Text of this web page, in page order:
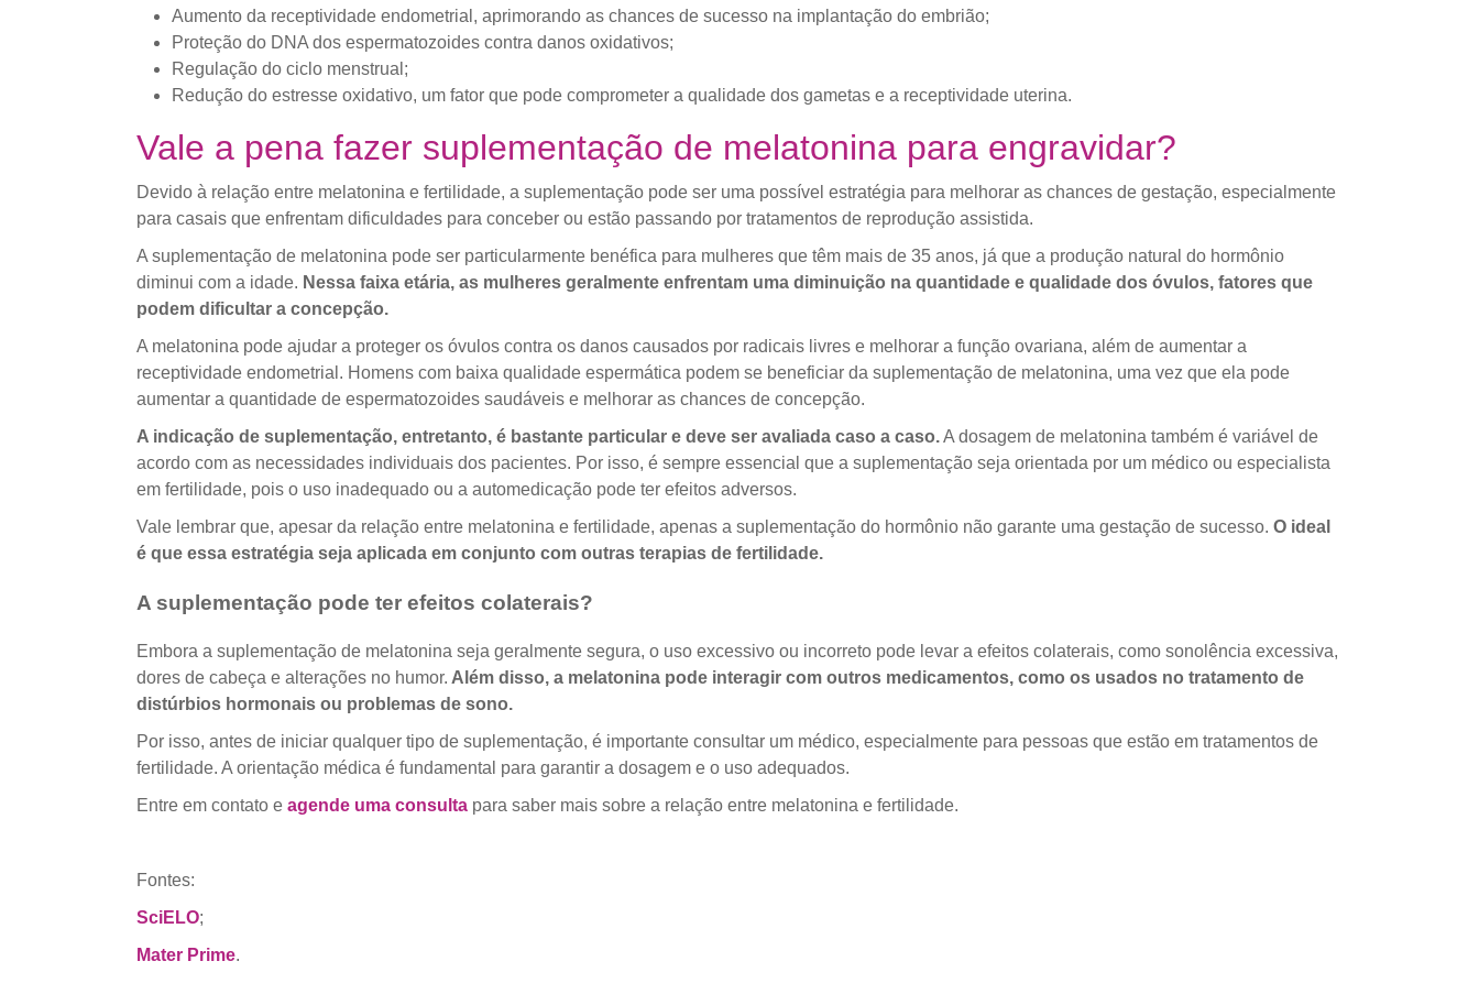
Aumento da receptividade endometrial, aprimorando as chances de sucesso na implantação do embrião;
Proteção do DNA dos espermatozoides contra danos oxidativos;
Regulação do ciclo menstrual;
Redução do estresse oxidativo, um fator que pode comprometer a qualidade dos gametas e a receptividade uterina.
Vale a pena fazer suplementação de melatonina para engravidar?
Devido à relação entre melatonina e fertilidade, a suplementação pode ser uma possível estratégia para melhorar as chances de gestação, especialmente
para casais que enfrentam dificuldades para conceber ou estão passando por tratamentos de reprodução assistida.
A suplementação de melatonina pode ser particularmente benéfica para mulheres que têm mais de 35 anos, já que a produção natural do hormônio
diminui com a idade. Nessa faixa etária, as mulheres geralmente enfrentam uma diminuição na quantidade e qualidade dos óvulos, fatores que
podem dificultar a concepção.
A melatonina pode ajudar a proteger os óvulos contra os danos causados por radicais livres e melhorar a função ovariana, além de aumentar a
receptividade endometrial. Homens com baixa qualidade espermática podem se beneficiar da suplementação de melatonina, uma vez que ela pode
aumentar a quantidade de espermatozoides saudáveis e melhorar as chances de concepção.
A indicação de suplementação, entretanto, é bastante particular e deve ser avaliada caso a caso.A dosagem de melatonina também é variável de
acordo com as necessidades individuais dos pacientes. Por isso, é sempre essencial que a suplementação seja orientada por um médico ou especialista
em fertilidade, pois o uso inadequado ou a automedicação pode ter efeitos adversos.
Vale lembrar que, apesar da relação entre melatonina e fertilidade, apenas a suplementação do hormônio não garante uma gestação de sucesso. O ideal
é que essa estratégia seja aplicada em conjunto com outras terapias de fertilidade.
A suplementação pode ter efeitos colaterais?
Embora a suplementação de melatonina seja geralmente segura, o uso excessivo ou incorreto pode levar a efeitos colaterais, como sonolência excessiva,
dores de cabeça e alterações no humor. Além disso, a melatonina pode interagir com outros medicamentos, como os usados no tratamento de
distúrbios hormonais ou problemas de sono.
Por isso, antes de iniciar qualquer tipo de suplementação, é importante consultar um médico, especialmente para pessoas que estão em tratamentos de
fertilidade. A orientação médica é fundamental para garantir a dosagem e o uso adequados.
Entre em contato e agende uma consultapara saber mais sobre a relação entre melatonina e fertilidade.
Fontes:
SciELO;
Mater Prime.